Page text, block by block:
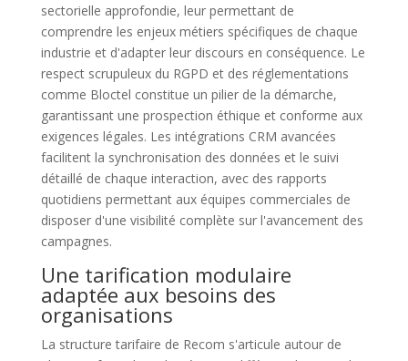
sectorielle approfondie, leur permettant de
comprendre les enjeux métiers spécifiques de chaque
industrie et d'adapter leur discours en conséquence. Le
respect scrupuleux du RGPD et des réglementations
comme Bloctel constitue un pilier de la démarche,
garantissant une prospection éthique et conforme aux
exigences légales. Les intégrations CRM avancées
facilitent la synchronisation des données et le suivi
détaillé de chaque interaction, avec des rapports
quotidiens permettant aux équipes commerciales de
disposer d'une visibilité complète sur l'avancement des
campagnes.
Une tarification modulaire
adaptée aux besoins des
organisations
La structure tarifaire de Recom s'articule autour de